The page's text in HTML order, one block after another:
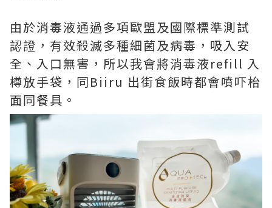
由於消毒液通過多項歐盟及國際標準測試
認證，有效殺滅多種細菌及病毒，吸入安
全、入口無害，所以我會將消毒液refill 入
樽放手袋，同Biiru 出街食飯時都會噴吓枱
面同餐具。